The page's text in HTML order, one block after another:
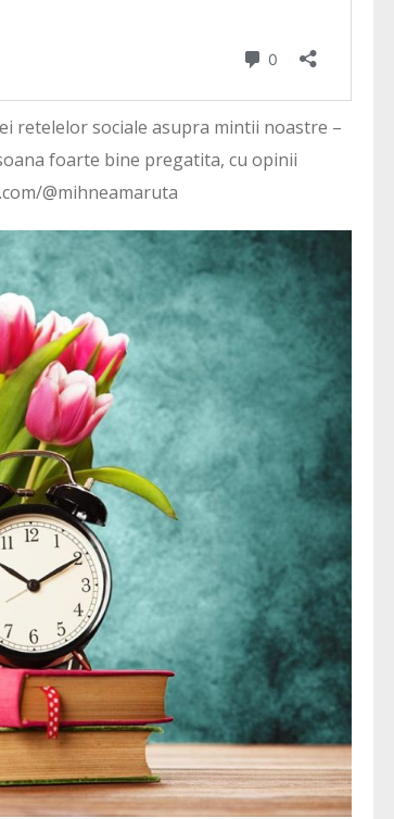
retelelor sociale asupra mintii noastre –
foarte bine pregatita, cu opinii
@mihneamaruta